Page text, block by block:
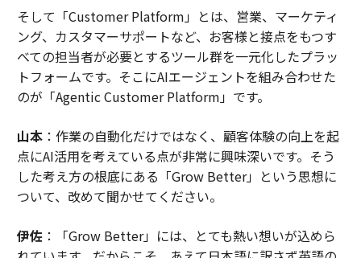
そして「Customer Platform」とは、営業、マーケティ
ング、カスタマーサポートなど、お客様と接点をもつす
べての担当者が必要とするツール群を一元化したプラッ
トフォームです。そこにAIエージェントを組み合わせた
のが「Agentic Customer Platform」です。
山本：作業の自動化だけではなく、顧客体験の向上を起
点にAI活用を考えている点が非常に興味深いです。そう
した考え方の根底にある「Grow Better」という思想に
ついて、改めて聞かせてください。
伊佐：「Grow Better」には、とても熱い想いが込めら